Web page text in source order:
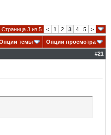
Страница 3 из 5 < 1 2 3 4 5 >
темы
Опции просмотра
#21